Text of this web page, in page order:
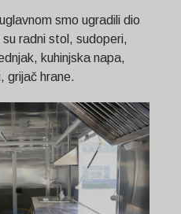
smo ugradili dio
radni stol, sudoperi,
kuhinjska napa,
grijač hrane.